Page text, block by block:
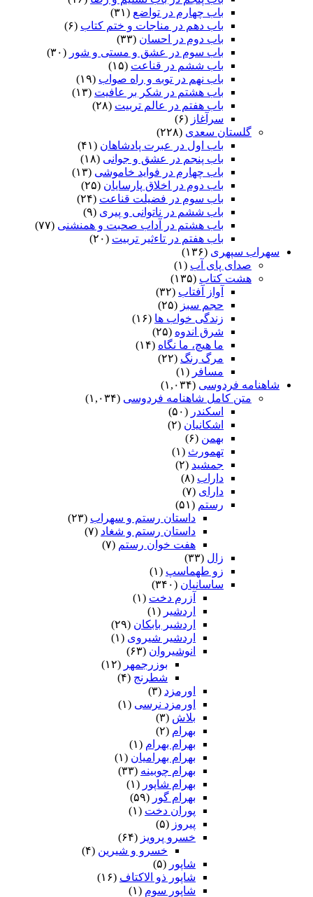
باب چهارم در تواضع (۳۱)
باب دهم در مناجات و ختم کتاب (۶)
باب دوم در احسان (۳۳)
باب سوم در عشق و مستی و شور (۳۰)
باب ششم در قناعت (۱۵)
باب نهم در توبه و راه صواب (۱۹)
باب هشتم در شکر بر عافیت (۱۳)
باب هفتم در عالم تربیت (۲۸)
سرآغاز (۶)
گلستان سعدی (۲۲۸)
باب اول در عبرت پادشاهان (۴۱)
باب پنجم در عشق و جوانى (۱۸)
باب چهارم در فواید خاموشى (۱۳)
باب دوم در اخلاق پارسایان (۲۵)
باب سوم در فضیلت قناعت (۲۴)
باب ششم در ناتوانى و پیرى (۹)
باب هشتم در آداب صحبت و همنشنى (۷۷)
باب هفتم در تاءثیر تربیت (۲۰)
سهراب سپهری (۱۳۶)
صدای پای آب (۱)
هشت کتاب (۱۳۵)
آواز آفتاب (۳۲)
حجم سبز (۲۵)
زندگی خواب ها (۱۶)
شرق اندوه (۲۵)
ما هیچ، ما نگاه (۱۴)
مرگ رنگ (۲۲)
مسافر (۱)
شاهنامه فردوسی (۱,۰۳۴)
متن کامل شاهنامه فردوسی (۱,۰۳۴)
اسکندر (۵۰)
اشکانیان (۲)
بهمن (۶)
تهمورث (۱)
جمشید (۲)
داراب (۸)
دارای (۷)
رستم (۵۱)
داستان رستم و سهراب (۲۳)
داستان رستم و شغاد (۷)
هفت خوان رستم‏ (۷)
زال (۳۳)
زو طهماسپ‏ (۱)
ساسانیان (۳۴۰)
آزرم دخت (۱)
اردشیر (۱)
اردشیر بابکان (۲۹)
اردشیر شیروی (۱)
انوشیروان (۶۳)
بوزرجمهر (۱۲)
شطرنج (۴)
اورمزد (۳)
اورمزد نرسى‏ (۱)
بلاش (۳)
بهرام (۲)
بهرام بهرام (۱)
بهرام بهرامیان‏ (۱)
بهرام چوبینه (۳۳)
بهرام شاپور (۱)
بهرام گور (۵۹)
پوران دخت (۱)
پیروز (۵)
خسرو پرویز (۶۴)
خسرو و شیرین (۴)
شاپور (۵)
شاپور ذو الاکتاف (۱۶)
شاپور سوم‏ (۱)